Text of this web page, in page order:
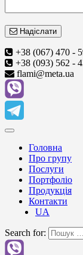
Надіслати
+38 (067) 470 -
+38 (093) 562 -
flami@meta.ua
Головна
Про групу
Послуги
Портфоліо
Продукція
Контакти
UA
Search for: